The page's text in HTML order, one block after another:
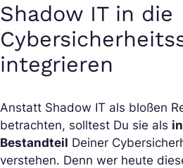
Shadow IT in die
integrieren
Anstatt Shadow IT als bloßen
betrachten, solltest Du sie als
Bestandteil Deiner
verstehen. Denn wer heute